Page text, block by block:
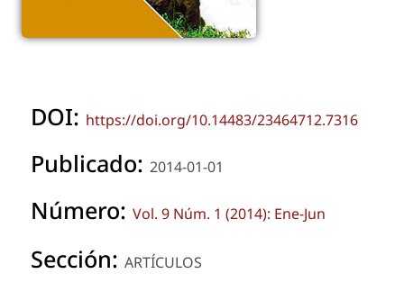
DOI: https://doi.org/10.14483/23464712.7316
Publicado: 2014-01-01
Número: Vol. 9 Núm. 1 (2014): Ene-Jun
Sección: ARTÍCULOS